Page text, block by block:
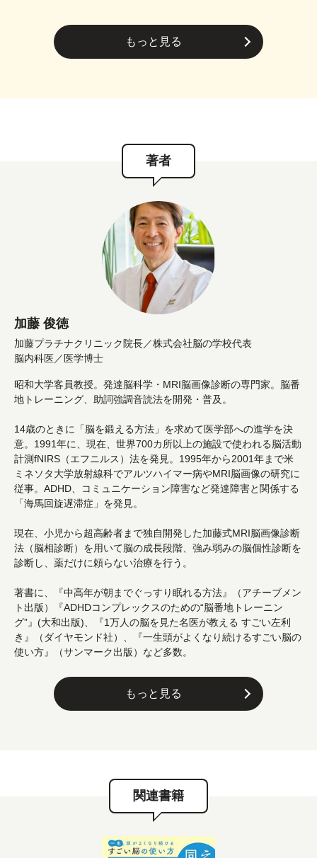
もっと見る
著者
加藤 俊徳
加藤プラチナクリニック院長／株式会社脳の学校代表
脳内科医／医学博士
昭和大学客員教授。発達脳科学・MRI脳画像診断の専門家。脳番
地トレーニング、助詞強調音読法を開発・普及。
14歳のときに「脳を鍛える方法」を求めて医学部への進学を決
意。1991年に、現在、世界700カ所以上の施設で使われる脳活動
計測fNIRS（エフニルス）法を発見。1995年から2001年まで米
ミネソタ大学放射線科でアルツハイマー病やMRI脳画像の研究に
従事。ADHD、コミュニケーション障害など発達障害と関係する
「海馬回旋遅滞症」を発見。
現在、小児から超高齢者まで独自開発した加藤式MRI脳画像診断
法（脳相診断）を用いて脳の成長段階、強み弱みの脳個性診断を
診断し、薬だけに頼らない治療を行う。
著書に、『中高年が朝までぐっすり眠れる方法』（アチーブメン
ト出版）『ADHDコンプレックスのための“脳番地トレーニン
グ”』(大和出版)、『1万人の脳を見た名医が教える すごい左利
き』（ダイヤモンド社）、『一生頭がよくなり続けるすごい脳の
使い方』（サンマーク出版）など多数。
もっと見る
関連書籍